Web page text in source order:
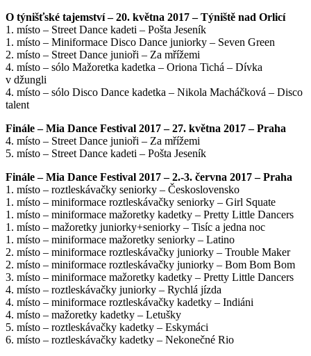
O týnišťské tajemství – 20. května 2017 – Týniště nad Orlicí
1. místo – Street Dance kadeti – Pošta Jeseník
1. místo – Miniformace Disco Dance juniorky – Seven Green
2. místo – Street Dance junioři – Za mřížemi
4. místo – sólo Mažoretka kadetka – Oriona Tichá – Dívka
v džungli
4. místo – sólo Disco Dance kadetka – Nikola Macháčková – Disco
talent
Finále – Mia Dance Festival 2017 – 27. května 2017 – Praha
4. místo – Street Dance junioři – Za mřížemi
5. místo – Street Dance kadeti – Pošta Jeseník
Finále – Mia Dance Festival 2017 – 2.-3. června 2017 – Praha
1. místo – roztleskávačky seniorky – Československo
1. místo – miniformace roztleskávačky seniorky – Girl Squate
1. místo – miniformace mažoretky kadetky – Pretty Little Dancers
1. místo – mažoretky juniorky+seniorky – Tisíc a jedna noc
1. místo – miniformace mažoretky seniorky – Latino
2. místo – miniformace roztleskávačky juniorky – Trouble Maker
2. místo – miniformace roztleskávačky juniorky – Bom Bom Bom
3. místo – miniformace mažoretky kadetky – Pretty Little Dancers
4. místo – roztleskávačky juniorky – Rychlá jízda
4. místo – miniformace roztleskávačky kadetky – Indiáni
4. místo – mažoretky kadetky – Letušky
5. místo – roztleskávačky kadetky – Eskymáci
6. místo – roztleskávačky kadetky – Nekonečné Rio